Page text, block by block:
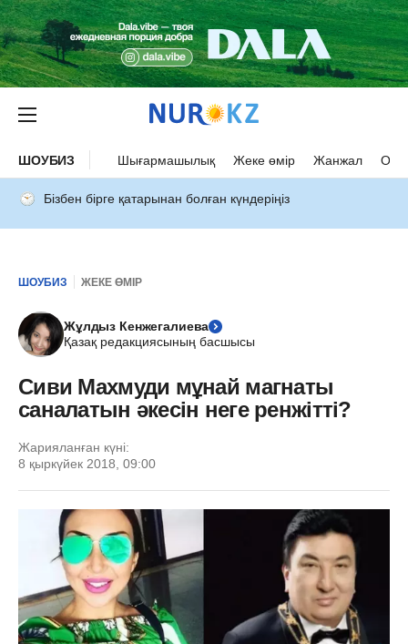
ШОУБИЗ Шығармашылық Жеке өмір Жанжал
Бізбен бірге қатарынан болған күндеріңіз
ШОУБИЗ ЖЕКЕ ӨМІР
Жұлдыз Кенжегалиева
Қазақ редакциясының басшысы
Сиви Махмуди мұнай магнаты
саналатын әкесін неге ренжітті?
Жарияланған күні:
8 қыркүйек 2018, 09:00